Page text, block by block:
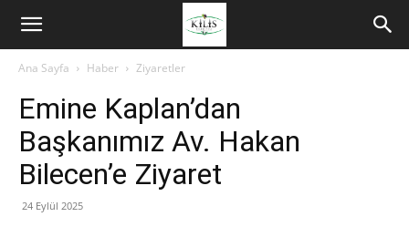
Ana Sayfa Haber Ziyaretler
Emine Kaplan’dan
Başkanımız Av. Hakan
Bilecen’e Ziyaret
24 Eylül 2025